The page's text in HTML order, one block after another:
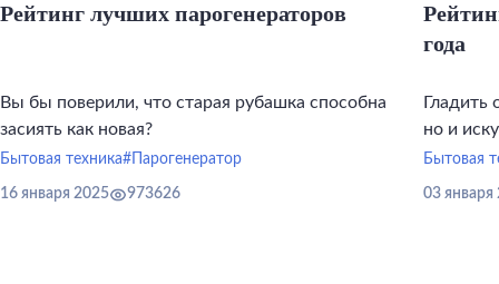
Рейтинг лучших парогенераторов
Вы бы поверили, что старая рубашка способна
засиять как новая?
Бытовая техника#Парогенератор
16 января 2025 973626
года
Гладить
но и
Бытовая
03 января